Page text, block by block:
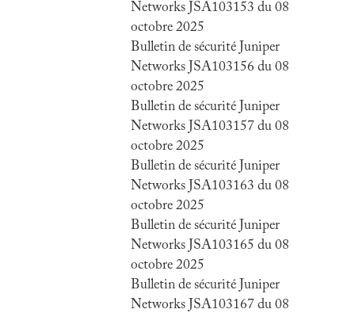
Networks JSA103153 du 08
octobre 2025
Bulletin de sécurité Juniper
Networks JSA103156 du 08
octobre 2025
Bulletin de sécurité Juniper
Networks JSA103157 du 08
octobre 2025
Bulletin de sécurité Juniper
Networks JSA103163 du 08
octobre 2025
Bulletin de sécurité Juniper
Networks JSA103165 du 08
octobre 2025
Bulletin de sécurité Juniper
Networks JSA103167 du 08